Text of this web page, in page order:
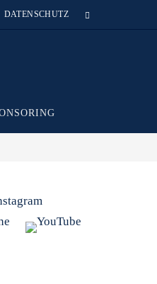
DATENSCHUTZ